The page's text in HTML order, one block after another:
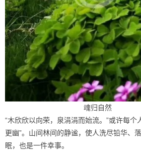
魂归自然
“木欣欣以向荣，泉涓涓而始流。”或许每
更幽”。山间林间的静谧，使人洗尽铅华、
眠，也是一件幸事。